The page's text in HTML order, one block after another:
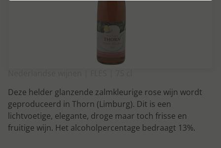
Deze helder glanzende zalmkleurige rose wijn wordt
geproduceerd in Thorn (Limburg). Dit is een
lichtvoetige, elegante, droge maar toch frisse en
fruitige wijn. Het alcoholpercentage bedraagt 13%.